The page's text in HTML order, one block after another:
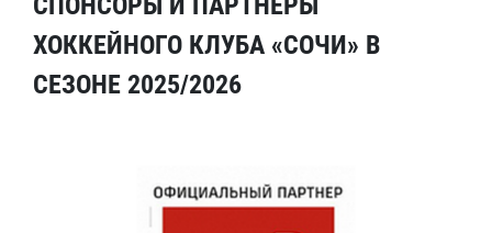
ХОККЕЙНОГО КЛУБА «СОЧИ» В
СЕЗОНЕ 2025/2026